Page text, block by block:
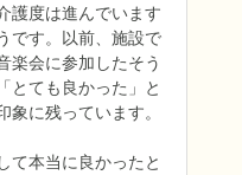
護度は進んでいます
です。以前、施設で
楽会に参加したそう
とても良かった」と
に残っています。
て本当に良かったと